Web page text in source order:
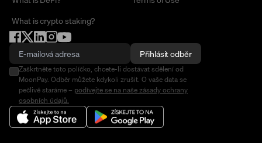
What is crypto staking?
Přihlásit odběr
Zaškrtněte toto políčko, chcete-li dostávat sdělení od
MoonPay. Odběr můžete kdykoli zrušit. O vaše data se
pečlivě staráme – podívejte se na naše zásady ochrany
osobních údajů.